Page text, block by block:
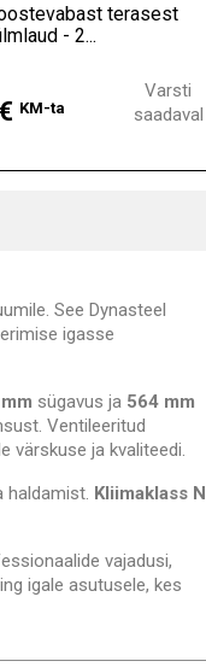
terasest
- 2...
KM-ta
Varsti
saadaval
See Dynasteel
igasse
sügavus ja 564 mm
Ventileeritud
värskuse ja kvaliteedi.
Kliimaklass N
vajadusi,
igale asutusele, kes